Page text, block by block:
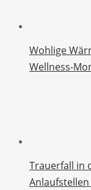
Wohlige
Wellness-
Trauerfall in